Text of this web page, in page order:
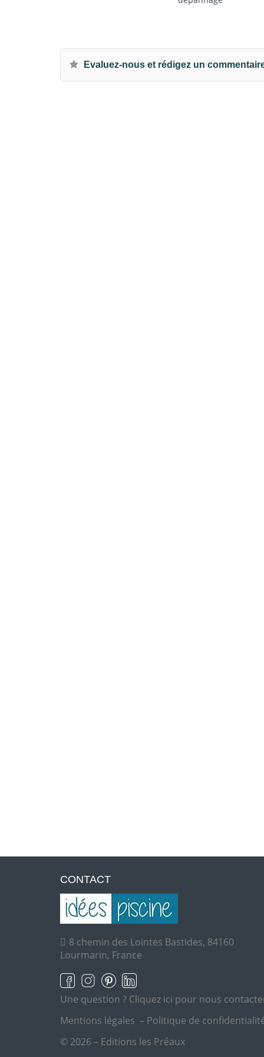
Evaluez-nous et rédigez un
CONTACT
8 chemin des Lointes Bastides, 84160
Lourmarin, France
Une question ? Cliquez ici pour nous
Mentions légales – Politique de
© 2026 – Editions les Préaux